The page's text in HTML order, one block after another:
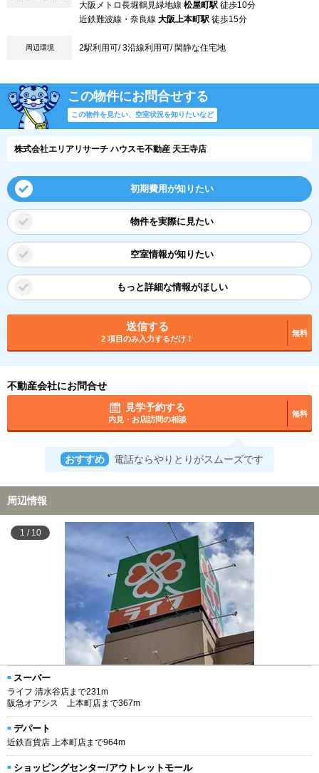
大阪メトロ長堀鶴見緑地線 松屋町駅 徒歩10分
近鉄難波線・奈良線 大阪上本町駅 徒歩15分
周辺環境 2駅利用可/ 3沿線利用可/ 閑静な住宅地
この物件にお問合せする
この物件を見たい、空室状況を知りたいなど
株式会社エリアリサーチ ハウスモ不動産 天王寺店
初期費用が知りたい
物件を実際に見たい
空室情報が知りたい
もっと詳細な情報がほしい
送信する
2 項目のみ入力するだけ！
無料
不動産会社にお問合せ
見学予約する
内見・お店訪問の相談
無料
おすすめ 電話ならやりとりがスムーズです
周辺情報
1 / 10
スーパー
ライフ 清水谷店まで231m
阪急オアシス 上本町店まで367m
デパート
近鉄百貨店 上本町店まで964m
ショッピングセンター/アウトレットモール